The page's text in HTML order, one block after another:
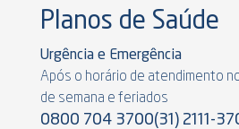
Planos de Saúde
Urgência e Emergência
Após o horário de atendimento
de semana e feriados
0800 704 3700(31) 2111-